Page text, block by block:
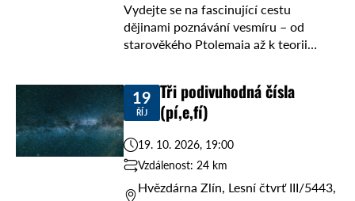
Vydejte se na fascinující cestu
dějinami poznávání vesmíru – od
starověkého Ptolemaia až k teorii
od ...
19
ŘÍJ
Tři podivuhodná čísla
(pí,e,fí)
19. 10. 2026, 19:00
Vzdálenost: 24 km
Hvězdárna Zlín, Lesní čtvrť III/5443,